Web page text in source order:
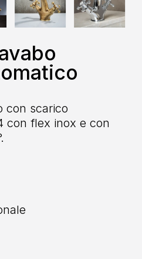
con scarico
con flex inox e con